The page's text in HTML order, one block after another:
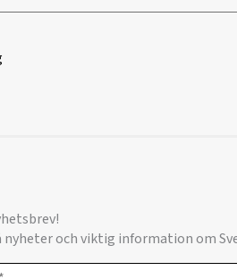
och viktig information om